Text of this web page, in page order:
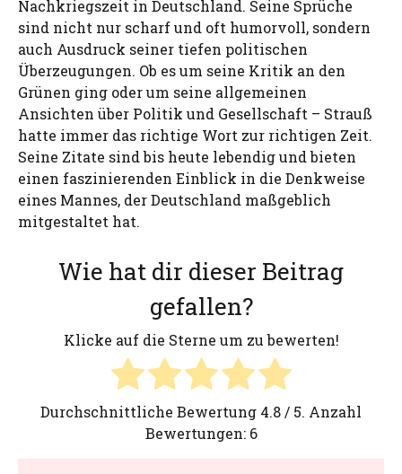
Nachkriegszeit in Deutschland. Seine Sprüche
sind nicht nur scharf und oft humorvoll, sondern
auch Ausdruck seiner tiefen politischen
Überzeugungen. Ob es um seine Kritik an den
Grünen ging oder um seine allgemeinen
Ansichten über Politik und Gesellschaft – Strauß
hatte immer das richtige Wort zur richtigen Zeit.
Seine Zitate sind bis heute lebendig und bieten
einen faszinierenden Einblick in die Denkweise
eines Mannes, der Deutschland maßgeblich
mitgestaltet hat.
Wie hat dir dieser Beitrag
gefallen?
Klicke auf die Sterne um zu bewerten!
Durchschnittliche Bewertung 4.8 / 5. Anzahl
Bewertungen: 6